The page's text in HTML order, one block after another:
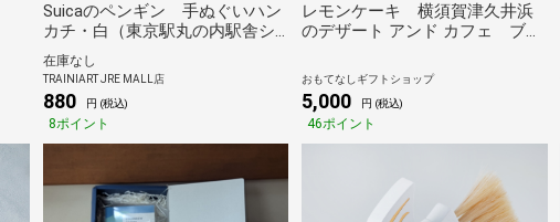
Suicaのペンギン 手ぬぐいハン
カチ・白（東京駅丸の内駅舎シ
リーズ）
在庫なし
TRAINIART JRE MALL店
880 円 (税込)
8ポイント
レモンケーキ 横須賀津久井浜
のデザート アンド カフェ ブル
ンの果汁を使用したレモンケー
キ おもてなしギフト
おもてなしギフトショップ
5,000 円 (税込)
46ポイント